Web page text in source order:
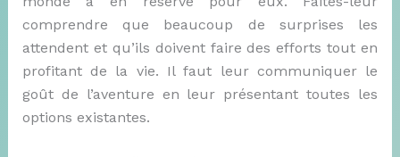
comprendre que beaucoup de surprises les
attendent et qu’ils doivent faire des efforts tout en
profitant de la vie. Il faut leur communiquer le
goût de l’aventure en leur présentant toutes les
options existantes.